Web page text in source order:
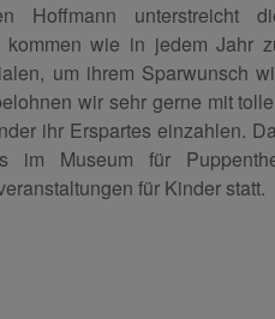
Hoffmann unterstreicht
kommen wie in jedem Jahr
um ihrem Sparwunsch
wir sehr gerne mit
ihr Erspartes einzahlen.
im Museum für
für Kinder statt.